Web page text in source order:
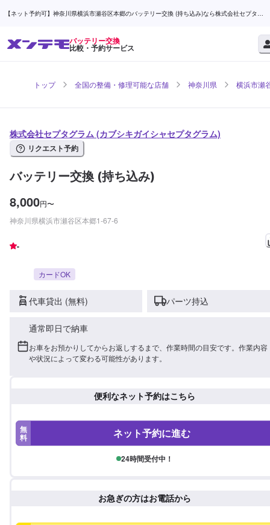
【ネット予約可】神奈川県横浜市瀬谷区本郷のバッテリー交換 (持ち込み)なら株式会社セプタグ
バッテリー交換
比較・予約サービス
トップ 全国の整備・修理可能な店舗 神奈川県 横浜市瀬
株式会社セプタグラム (カブシキガイシャセプタグラム)
リクエスト予約
バッテリー交換 (持ち込み)
8,000円〜
神奈川県横浜市瀬谷区本郷1-67-6
-
カードOK
代車貸出 (無料) パーツ持込
通常即日で納車
お車をお預かりしてからお返しするまで、作業時間の目安です。作業内容
や状況によって変わる可能性があります。
便利なネット予約はこちら
無
料 ネット予約に進む
24時間受付中！
お急ぎの方はお電話から